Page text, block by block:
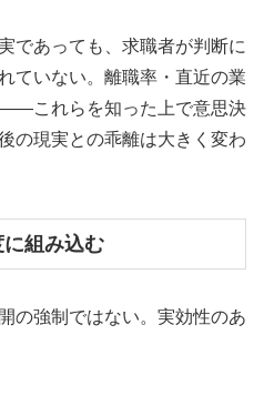
であっても、求職者が判断に
ていない。離職率・直近の業
これらを知った上で意思決
の現実との乖離は大きく変わ
組み込む
の強制ではない。実効性のあ